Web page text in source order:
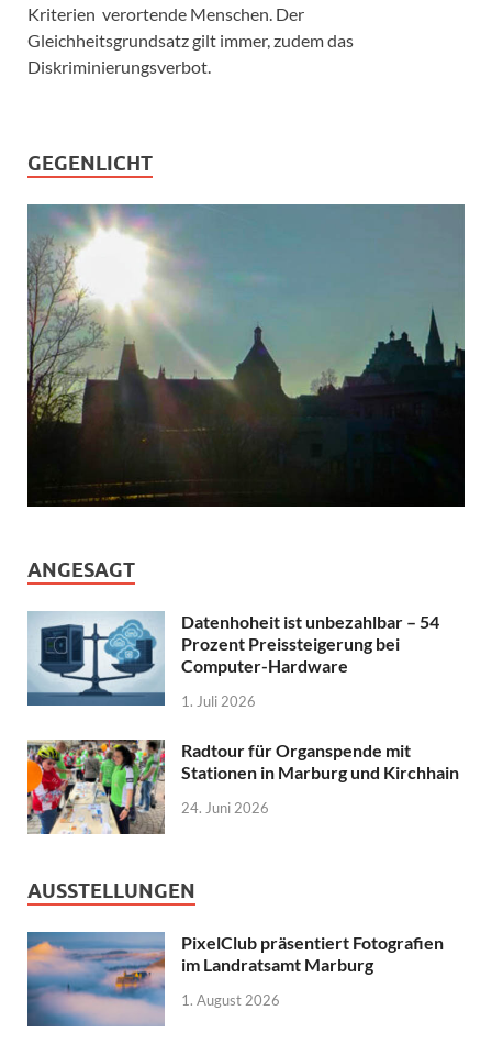
Kriterien verortende Menschen. Der
Gleichheitsgrundsatz gilt immer, zudem das
Diskriminierungsverbot.
GEGENLICHT
ANGESAGT
Datenhoheit ist unbezahlbar – 54
Prozent Preissteigerung bei
Computer-Hardware
1. Juli 2026
Radtour für Organspende mit
Stationen in Marburg und Kirchhain
24. Juni 2026
AUSSTELLUNGEN
PixelClub präsentiert Fotografien
im Landratsamt Marburg
1. August 2026